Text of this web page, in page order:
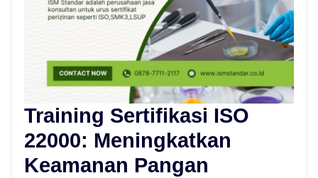
Training Sertifikasi ISO
22000: Meningkatkan
Keamanan Pangan